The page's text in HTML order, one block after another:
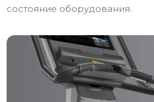
состояние оборудования.